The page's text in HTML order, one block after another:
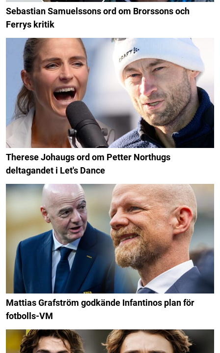
Sebastian Samuelssons ord om Brorssons och
Ferrys kritik
Therese Johaugs ord om Petter Northugs
deltagandet i Let's Dance
Mattias Grafström godkände Infantinos plan för
fotbolls-VM